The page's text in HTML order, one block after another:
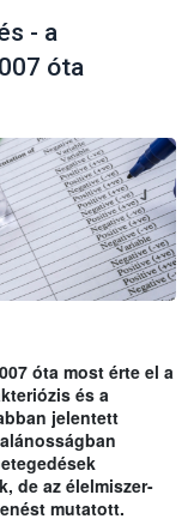
- a
óta
óta most érte el a
és a
jelentett
de az élelmiszer-
mutatott.